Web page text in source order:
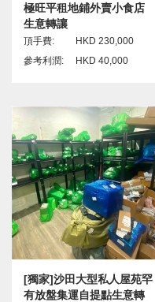
極旺平租地鋪外賣小食店
生意轉讓
頂手費:
HKD 230,000
參考利潤:
HKD 40,000
[獨家]沙田大型私人屋苑罕
有放盤集運自提點生意轉